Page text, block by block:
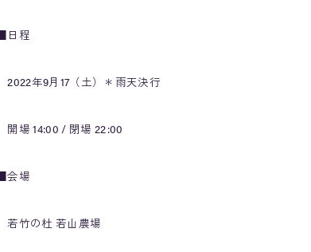
■日程
2022年9月17（土）＊雨天決行
開場 14:00 / 閉場 22:00
■会場
若竹の杜 若山農場